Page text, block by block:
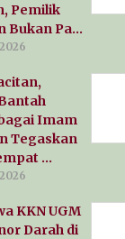
Pemilik
Bukan Pa…
Imam
Tegaskan
…
KKN UGM
Darah di